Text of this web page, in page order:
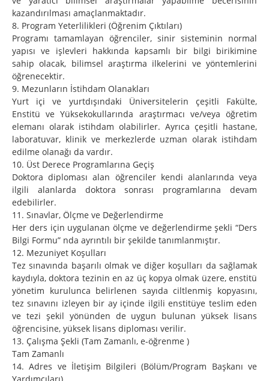
kazandırılması amaçlanmaktadır.
8. Program Yeterlilikleri (Öğrenim Çıktıları)
Programı tamamlayan öğrenciler, sinir sisteminin normal
yapısı ve işlevleri hakkında kapsamlı bir bilgi birikimine
sahip olacak, bilimsel araştırma ilkelerini ve yöntemlerini
öğrenecektir.
9. Mezunların İstihdam Olanakları
Yurt içi ve yurtdışındaki Üniversitelerin çeşitli Fakülte,
Enstitü ve Yüksekokullarında araştırmacı ve/veya öğretim
elemanı olarak istihdam olabilirler. Ayrıca çeşitli hastane,
laboratuvar, klinik ve merkezlerde uzman olarak istihdam
edilme olanağı da vardır.
10. Üst Derece Programlarına Geçiş
Doktora diploması alan öğrenciler kendi alanlarında veya
ilgili alanlarda doktora sonrası programlarına devam
edebilirler.
11. Sınavlar, Ölçme ve Değerlendirme
Her ders için uygulanan ölçme ve değerlendirme şekli “Ders
Bilgi Formu” nda ayrıntılı bir şekilde tanımlanmıştır.
12. Mezuniyet Koşulları
Tez sınavında başarılı olmak ve diğer koşulları da sağlamak
kaydıyla, doktora tezinin en az üç kopya olmak üzere, enstitü
yönetim kurulunca belirlenen sayıda ciltlenmiş kopyasını,
tez sınavını izleyen bir ay içinde ilgili enstitüye teslim eden
ve tezi şekil yönünden de uygun bulunan yüksek lisans
öğrencisine, yüksek lisans diploması verilir.
13. Çalışma Şekli (Tam Zamanlı, e-öğrenme )
Tam Zamanlı
14. Adres ve İletişim Bilgileri (Bölüm/Program Başkanı ve